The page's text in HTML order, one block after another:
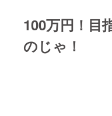
100万円！目
のじゃ！